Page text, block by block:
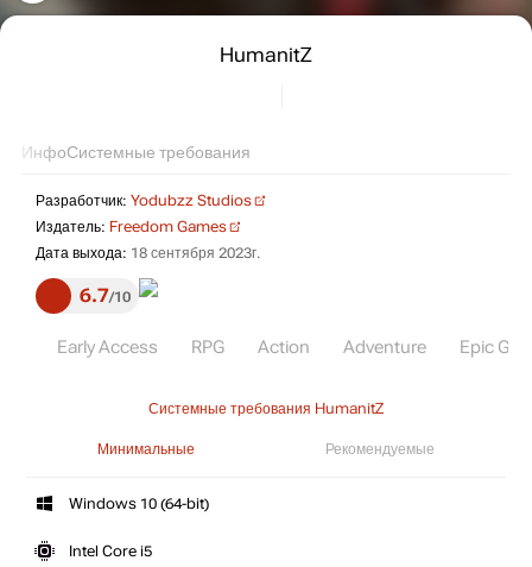
HumanitZ
ИнфоСистемные требования
Разработчик: Yodubzz Studios
Издатель: Freedom Games
Дата выхода: 18 сентября 2023г.
6.7 10
Early Access RPG Action Adventure Epic
Системные требования HumanitZ
Минимальные Рекомендуемые
Windows 10 (64-bit)
Intel Core i5